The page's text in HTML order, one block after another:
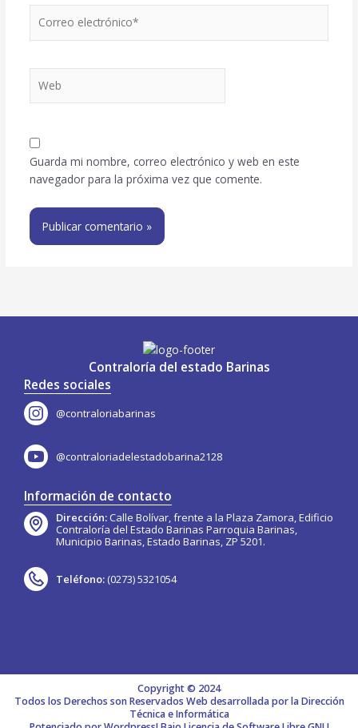
electrónico*
Guarda mi nombre, correo electrónico y web en este
navegador para la próxima vez que comente.
Contraloría del estado Barinas
Redes sociales
@contraloriabarinas
@contraloriadelestadobarina2128
Información de contacto
Dirección: Calle Bolívar, frente a la Plaza Zamora, Edificio
Contraloría del Estado Barinas Parroquia Barinas,
Municipio Barinas, Estado Barinas, ZP 5201.
Teléfono: (0273) 5321054
Copyright © 2024
Todos los Derechos son Reservados Web desarrollada por la Dirección
Técnica e Informática